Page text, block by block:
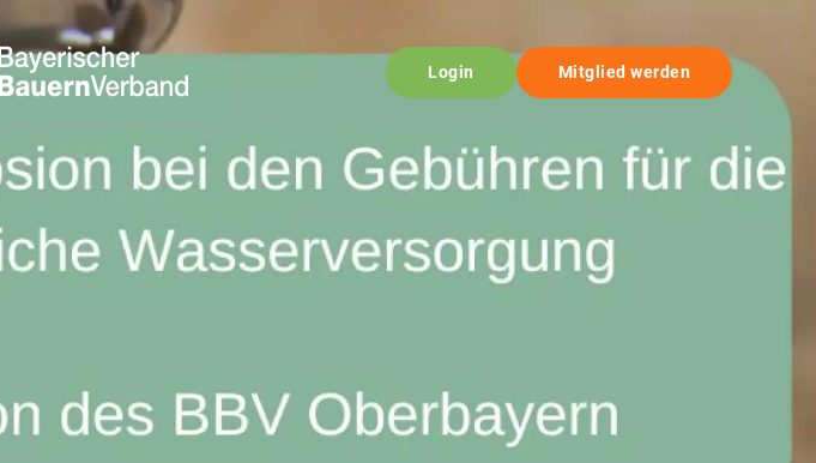
Login Mitglied werden